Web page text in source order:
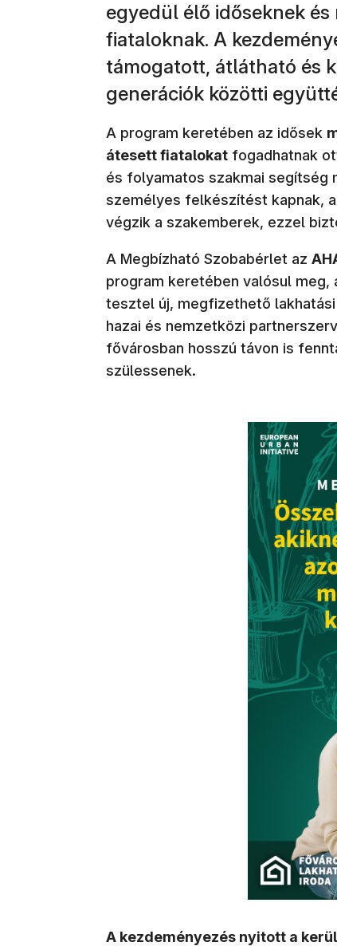
egyedül élő időseknek
fiataloknak. A
támogatott, átlátható és
generációk közötti
A program keretében az idősek
átesett fiatalokat fogadhatnak
és folyamatos szakmai segítség
személyes felkészítést kapnak,
végzik a szakemberek, ezzel
A Megbízható Szobabérlet az
program keretében valósul meg,
tesztel új, megfizethető
hazai és nemzetközi
fővárosban hosszú távon is
szülessenek.
A kezdeményezés nyitott a